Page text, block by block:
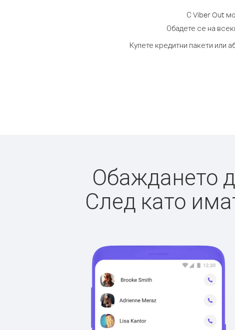
С Viber Out
Обадете се на
Купете кредитни пакети или
Обаждането
След като